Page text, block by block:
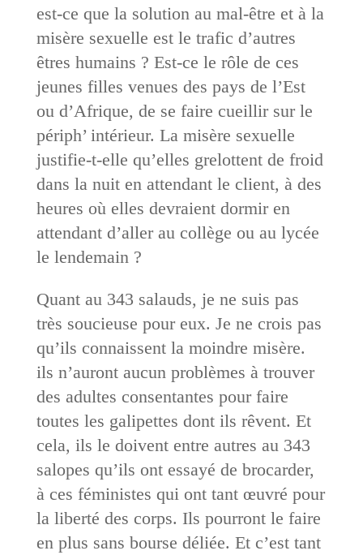
est-ce que la solution au mal-être et à la
misère sexuelle est le trafic d’autres
êtres humains ? Est-ce le rôle de ces
jeunes filles venues des pays de l’Est
ou d’Afrique, de se faire cueillir sur le
périph’ intérieur. La misère sexuelle
justifie-t-elle qu’elles grelottent de froid
dans la nuit en attendant le client, à des
heures où elles devraient dormir en
attendant d’aller au collège ou au lycée
le lendemain ?
Quant au 343 salauds, je ne suis pas
très soucieuse pour eux. Je ne crois pas
qu’ils connaissent la moindre misère.
ils n’auront aucun problèmes à trouver
des adultes consentantes pour faire
toutes les galipettes dont ils rêvent. Et
cela, ils le doivent entre autres au 343
salopes qu’ils ont essayé de brocarder,
à ces féministes qui ont tant œuvré pour
la liberté des corps. Ils pourront le faire
en plus sans bourse déliée. Et c’est tant